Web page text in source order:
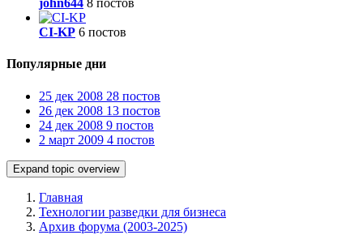
john644 8 постов
CI-KP 6 постов
Популярные дни
25 дек 2008 28 постов
26 дек 2008 13 постов
24 дек 2008 9 постов
2 март 2009 4 постов
Expand topic overview
Главная
Технологии разведки для бизнеса
Архив форума (2003-2025)